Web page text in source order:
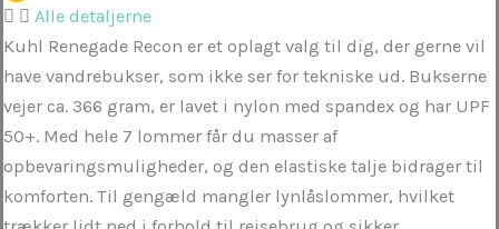
Alle detaljerne
Kuhl Renegade Recon er et oplagt valg til dig, der gerne vil
have vandrebukser, som ikke ser for tekniske ud. Bukserne
vejer ca. 366 gram, er lavet i nylon med spandex og har UPF
50+. Med hele 7 lommer får du masser af
opbevaringsmuligheder, og den elastiske talje bidrager til
komforten. Til gengæld mangler lynlåslommer, hvilket